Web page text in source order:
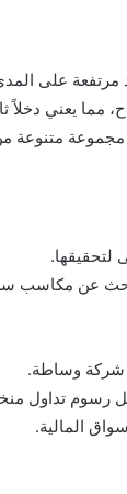
مرتفعة على
مما يعني دخلاً
متنوعة
لتحقيقها.
عن مكاسب
شركة وساطة.
رسوم تداول
المالية.